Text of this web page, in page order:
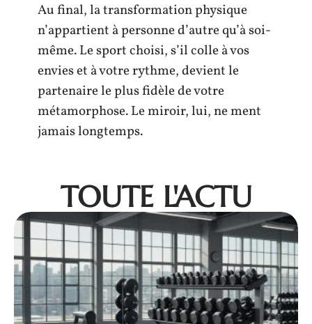
Au final, la transformation physique
n’appartient à personne d’autre qu’à soi-
même. Le sport choisi, s’il colle à vos
envies et à votre rythme, devient le
partenaire le plus fidèle de votre
métamorphose. Le miroir, lui, ne ment
jamais longtemps.
TOUTE L'ACTU